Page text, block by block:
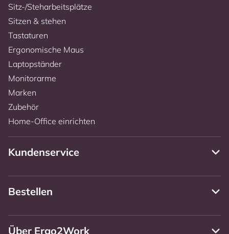
Sitz-/Steharbeitsplätze
Sitzen & stehen
Tastaturen
Ergonomische Maus
Laptopständer
Monitorarme
Marken
Zubehör
Home-Office einrichten
Kundenservice
Bestellen
Über Ergo2Work